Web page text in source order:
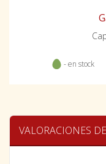
- en stock
VALORACIONES